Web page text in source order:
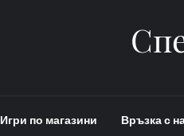
Игри по магазини Връзка с